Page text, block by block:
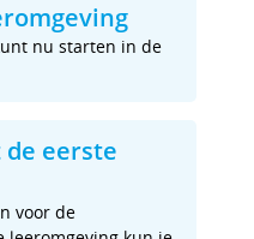
nu starten in de
eerste
voor de